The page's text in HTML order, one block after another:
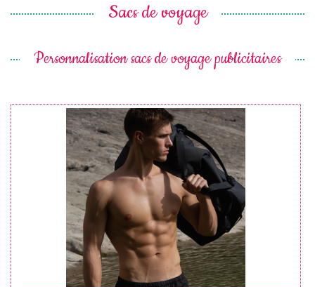
Sacs de voyage
Personnalisation sacs de voyage publicitaires